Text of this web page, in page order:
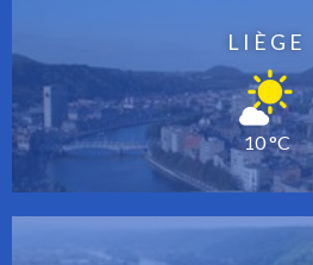
LIÈGE
10 °C